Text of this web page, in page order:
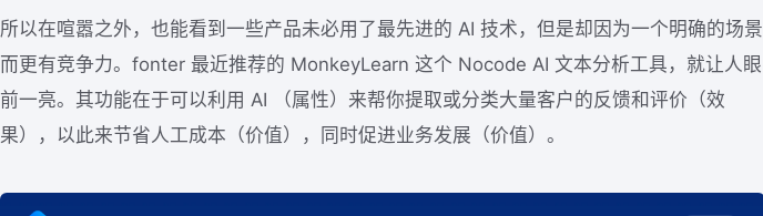
所以在喧嚣之外，也能看到一些产品未必用了最先进的 AI 技术，但是却因为一个明确的场景
而更有竞争力。fonter 最近推荐的 MonkeyLearn 这个 Nocode AI 文本分析工具，就让人眼
前一亮。其功能在于可以利用 AI （属性）来帮你提取或分类大量客户的反馈和评价（效
果），以此来节省人工成本（价值），同时促进业务发展（价值）。